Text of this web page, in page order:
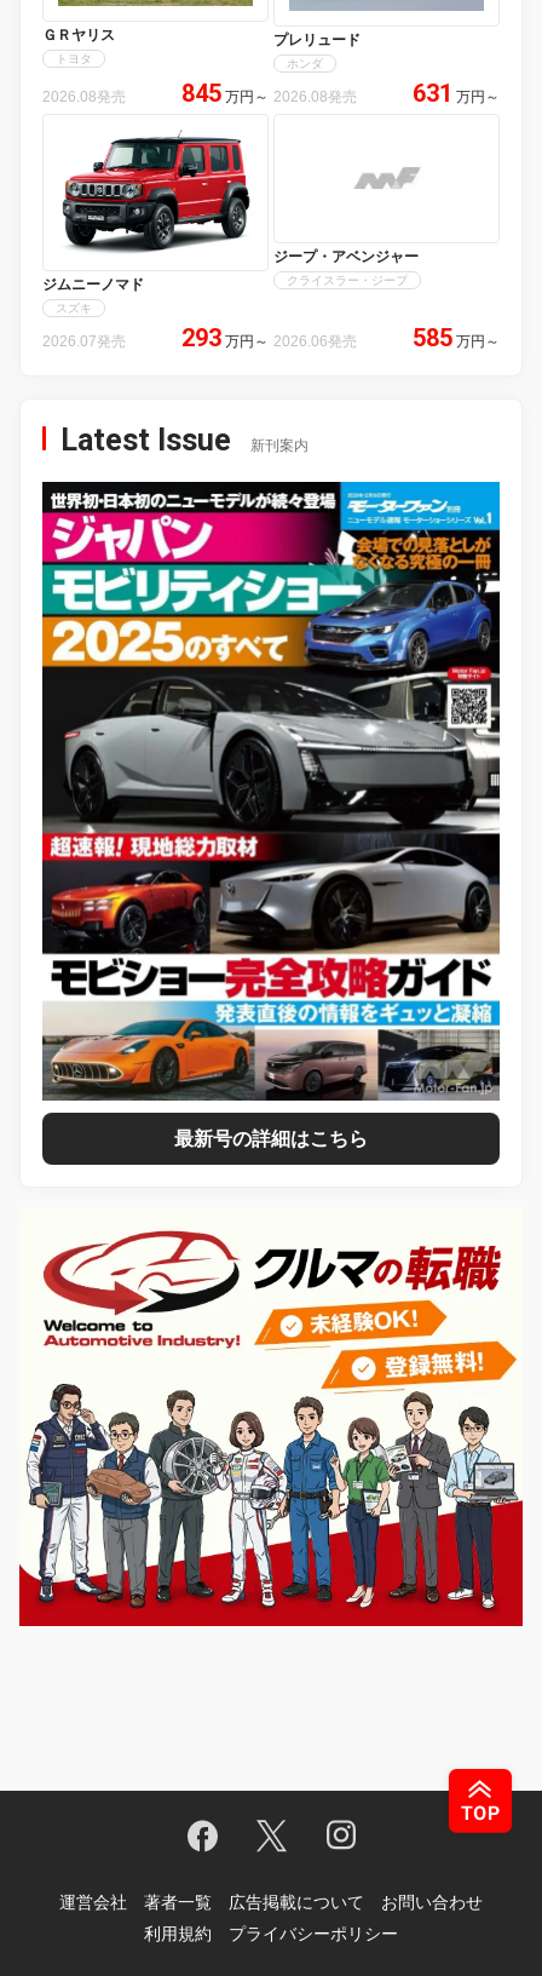
ＧＲヤリス
トヨタ
2026.08発売 845 万円 ～
プレリュード
ホンダ
2026.08発売 631 万円 ～
ジムニーノマド
スズキ
2026.07発売 293 万円 ～
ジープ・アベンジャー
クライスラー・ジープ
2026.06発売 585 万円 ～
Latest Issue 新刊案内
最新号の詳細はこちら
運営会社 著者一覧 広告掲載について
お問い合わせ
利用規約
プライバシーポリシー